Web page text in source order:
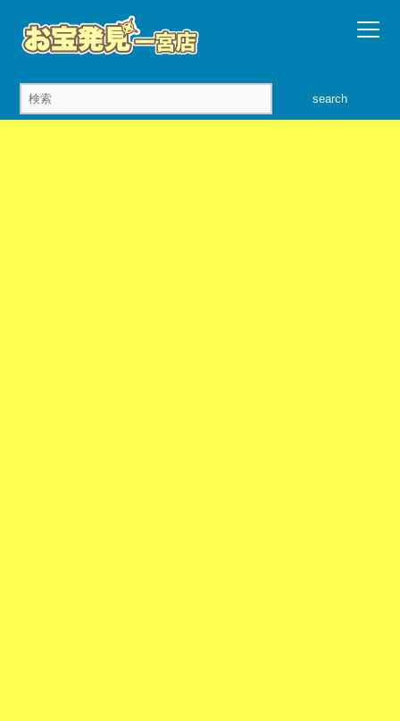
search